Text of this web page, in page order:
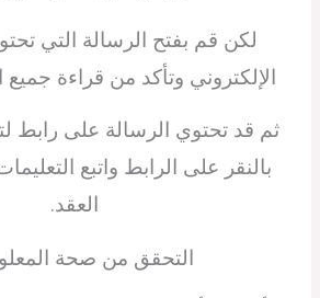
لكن قم بفتح الرسالة التي
الإلكتروني وتأكد من قراءة جميع
ثم قد تحتوي الرسالة على رابط
بالنقر على الرابط واتبع
العقد.
التحقق من صحة